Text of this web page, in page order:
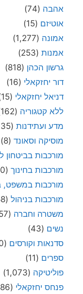
אהבה (74)
אוטיזם (15)
אמונה (1,277)
אמנות (253)
גרשון הכהן (818)
דור יחזקאלי (16)
דניאל יחזקאלי (15)
ללא קטגוריה (162)
מדע ועתידנות (135)
מוסיקה וסאונד (8)
מורכבות בביטחון
מורכבות בחינוך (420)
מורכבות במשפט,
מורכבות בניהול (1,258)
משטרה וחברה (57)
נשים (43)
סדנאות וקורסים (10)
ספרים (11)
פוליטיקה (1,073)
פנחס יחזקאלי (1,986)